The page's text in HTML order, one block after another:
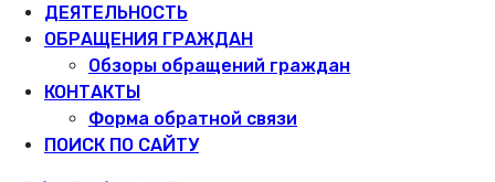
ДЕЯТЕЛЬНОСТЬ
ОБРАЩЕНИЯ ГРАЖДАН
Обзоры обращений граждан
КОНТАКТЫ
Форма обратной связи
ПОИСК ПО САЙТУ